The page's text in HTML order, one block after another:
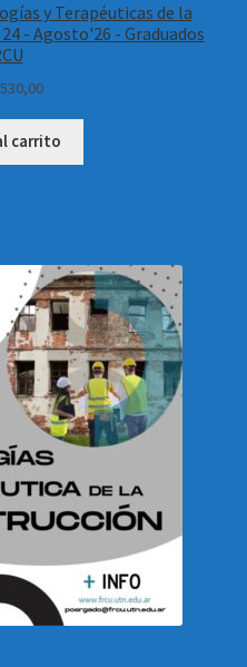
y Terapéuticas de la
- Agosto'26 - Graduados
carrito